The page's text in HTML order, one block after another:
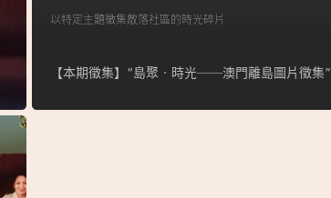
以特定主題徵集散落社區的時光碎片
【本期徵集】“島聚‧時光──澳門離島圖片徵集”